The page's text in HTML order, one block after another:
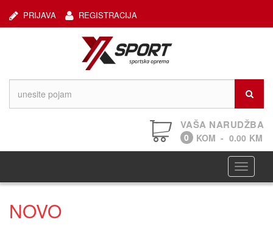
REGISTRACIJA
PRIJAVA
VAŠA NARUDŽBA
0 KOM - 0.00 KM
NOVO